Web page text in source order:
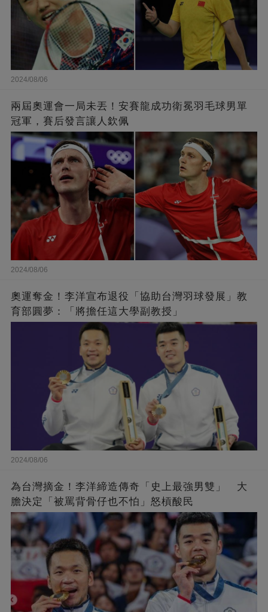
2024/08/06
兩屆奧運會一局未丟！安賽龍成功衛冕羽毛球男單
冠軍，賽后發言讓人欽佩
2024/08/06
奧運奪金！李洋宣布退役「協助台灣羽球發展」教
育部圓夢：「將擔任這大學副教授」
2024/08/06
為台灣摘金！李洋締造傳奇「史上最強男雙」 大
膽決定「被罵背骨仔也不怕」怒槓酸民